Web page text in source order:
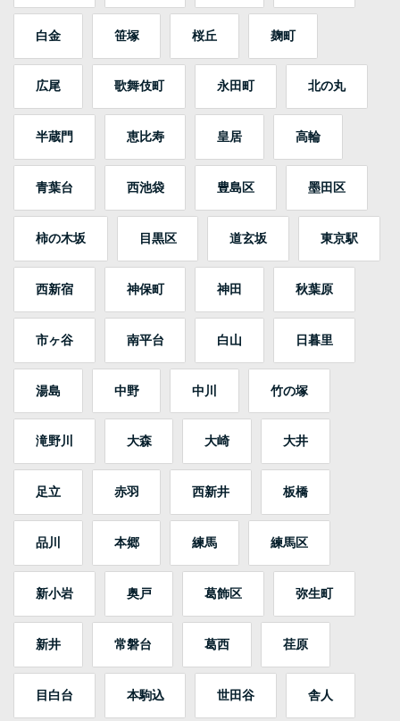
白金 笹塚 桜丘 麹町
広尾 歌舞伎町 永田町 北の丸
半蔵門 恵比寿 皇居 高輪
青葉台 西池袋 豊島区 墨田区
柿の木坂 目黒区 道玄坂 東京駅
西新宿 神保町 神田 秋葉原
市ヶ谷 南平台 白山 日暮里
湯島 中野 中川 竹の塚
滝野川 大森 大崎 大井
足立 赤羽 西新井 板橋
品川 本郷 練馬 練馬区
新小岩 奥戸 葛飾区 弥生町
新井 常磐台 葛西 荏原
目白台 本駒込 世田谷 舎人